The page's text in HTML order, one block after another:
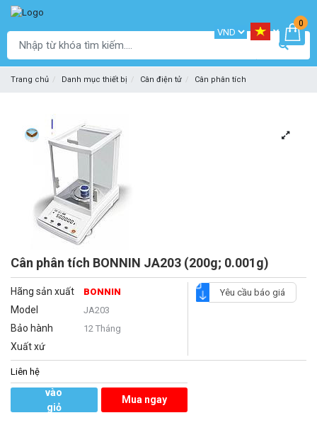
0
Trang chủ Danh mục thiết bị Cân điện tử Cân phân tích
Cân phân tích BONNIN JA203 (200g; 0.001g)
Hãng sản xuất BONNIN
Model JA203
Bảo hành 12 Tháng
Xuất xứ
Yêu cầu báo giá
Liên hệ
vào
giỏ
Mua ngay